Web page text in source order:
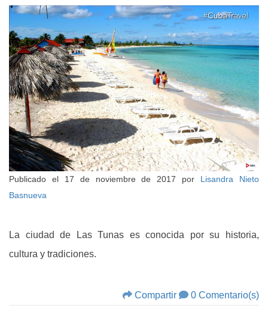
Publicado el 17 de noviembre de 2017 por
Lisandra Nieto
Basnueva
La ciudad de Las Tunas es conocida por su historia,
cultura y tradiciones.
Compartir 0 Comentario(s)